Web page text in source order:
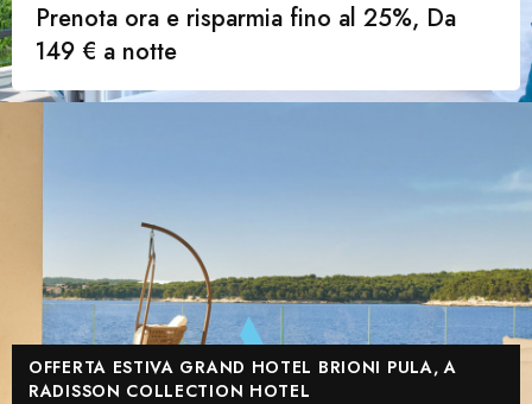
Prenota ora e risparmia fino al 25%, Da
149 € a notte
OFFERTA ESTIVA GRAND HOTEL BRIONI PULA, A
RADISSON COLLECTION HOTEL